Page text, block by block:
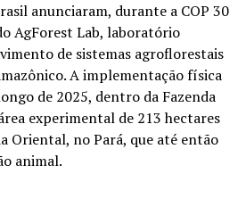
anunciaram, durante a COP 30
AgForest Lab, laboratório
de sistemas agroflorestais
A implementação física
de 2025, dentro da Fazenda
experimental de 213 hectares
Oriental, no Pará, que até então
animal.